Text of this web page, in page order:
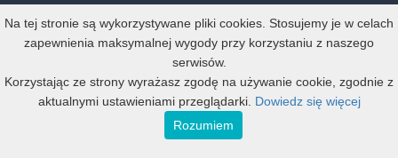
Biuro Prasowe
Oferta
Na tej stronie są wykorzystywane pliki cookies. Stosujemy je w celach
zapewnienia maksymalnej wygody przy korzystaniu z naszego
serwisów.
Korzystając ze strony wyrażasz zgodę na używanie cookie, zgodnie z
aktualnymi ustawieniami przeglądarki. Dowiedz się więcej
Rozumiem